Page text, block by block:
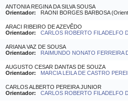
ANTONIA REGINA DA SILVA SOUSA
Orientador: RAONI BORGES BARBOSA
ARACI RIBEIRO DE AZEVÊDO
Orientador:
CARLOS ROBERTO FILADELFO
ARIANA VAZ DE SOUSA
Orientador:
RAIMUNDO NONATO FERREIRA
AUGUSTO CESAR DANTAS DE SOUZA
Orientador:
MARCIA LEILA DE CASTRO
CARLOS ALBERTO PEREIRA JUNIOR
Orientador:
CARLOS ROBERTO FILADELFO